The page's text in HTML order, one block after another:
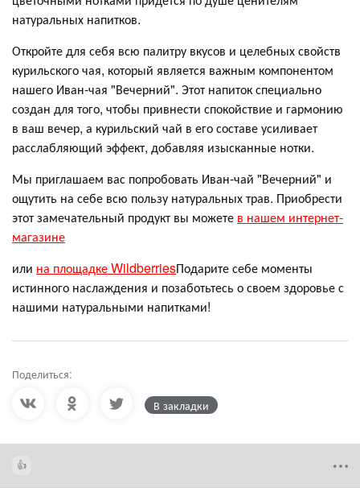
натуральных напитков.
Откройте для себя всю палитру вкусов и целебных свойств
курильского чая, который является важным компонентом
нашего Иван-чая "Вечерний". Этот напиток специально
создан для того, чтобы привнести спокойствие и гармонию
в ваш вечер, а курильский чай в его составе усиливает
расслабляющий эффект, добавляя изысканные нотки.
Мы приглашаем вас попробовать Иван-чай "Вечерний" и
ощутить на себе всю пользу натуральных трав. Приобрести
этот замечательный продукт вы можете в нашем интернет-
магазине
или на площадке WildberriesПодарите себе моменты
истинного наслаждения и позаботьтесь о своем здоровье с
нашими натуральными напитками!
Поделиться:
В закладки